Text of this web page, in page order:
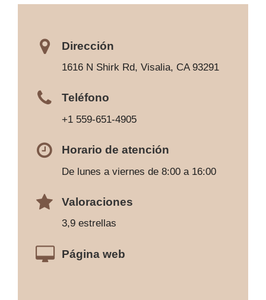
Dirección
1616 N Shirk Rd, Visalia, CA 93291
Teléfono
+1 559-651-4905
Horario de atención
De lunes a viernes de 8:00 a 16:00
Valoraciones
3,9 estrellas
Página web